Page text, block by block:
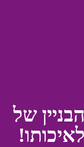
של